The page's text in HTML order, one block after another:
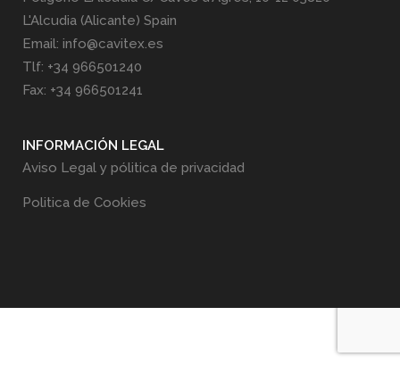
L'Alcudia (Alicante) Spain
Email: info@cavitex.es
Tlf: +34 966501240
Fax: +34 966501241
INFORMACIÓN LEGAL
Aviso Legal y pólitica de privacidad
Politica de Cookies